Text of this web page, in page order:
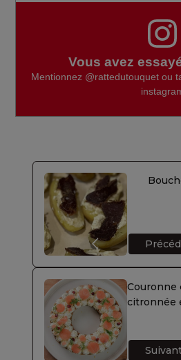
Vous avez
Mentionnez @rattedutouquetou
Couronne
citronnée